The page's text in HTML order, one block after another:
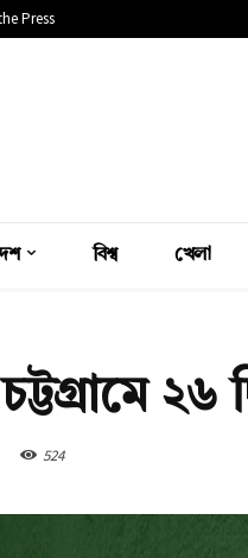
Press
বিশ্ব খেলা
২৬
524